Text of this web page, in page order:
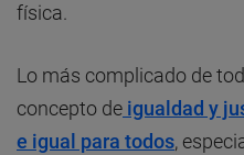
física.
Lo más complicado de
concepto de igualdad y
e igual para todos,